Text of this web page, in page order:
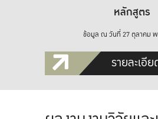
หลักสูตร
ข้อมูล ณ วันที่ 27 ตุลาคม
รายละเอี